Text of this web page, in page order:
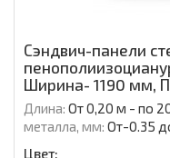
Сэндвич-панели
Ширина- 1190 мм,
Длина: От 0,20 м - по
металла, мм: От-0.35
Цвет: